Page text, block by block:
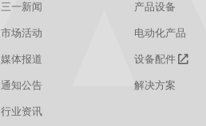
三一新闻
市场活动
媒体报道
通知公告
行业资讯
产品设备
电动化产品
设备配件
解决方案